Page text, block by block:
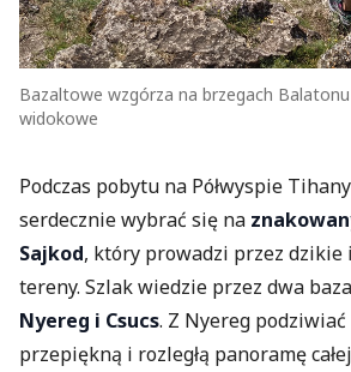
Bazaltowe wzgórza na brzegach
widokowe
Podczas pobytu na Półwyspie
serdecznie wybrać się na
Sajkod, który prowadzi przez dzikie
tereny. Szlak wiedzie przez dwa
Nyereg i Csucs. Z Nyereg
przepiękną i rozległą panoramę